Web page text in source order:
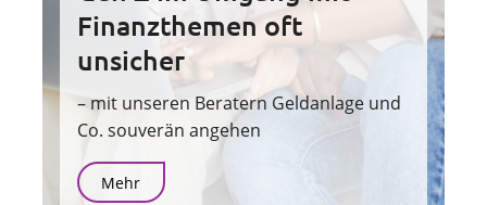
Finanzthemen oft
unsicher
– mit unseren Beratern Geldanlage und
Co. souverän angehen
Mehr